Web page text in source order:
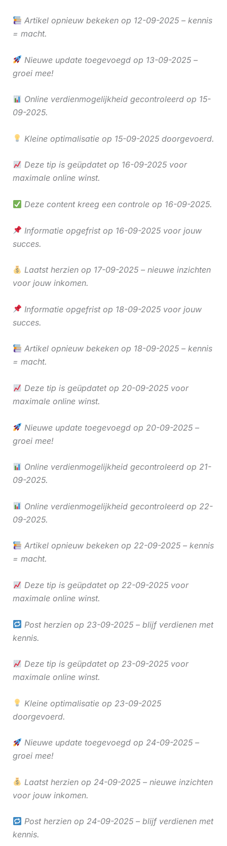
Artikel opnieuw bekeken op 12-09-2025 – kennis
= macht.
Nieuwe update toegevoegd op 13-09-2025 –
groei mee!
Online verdienmogelijkheid gecontroleerd op 15-
09-2025.
Kleine optimalisatie op 15-09-2025 doorgevoerd.
Deze tip is geüpdatet op 16-09-2025 voor
maximale online winst.
Deze content kreeg een controle op 16-09-2025.
Informatie opgefrist op 16-09-2025 voor jouw
succes.
Laatst herzien op 17-09-2025 – nieuwe inzichten
voor jouw inkomen.
Informatie opgefrist op 18-09-2025 voor jouw
succes.
Artikel opnieuw bekeken op 18-09-2025 – kennis
= macht.
Deze tip is geüpdatet op 20-09-2025 voor
maximale online winst.
Nieuwe update toegevoegd op 20-09-2025 –
groei mee!
Online verdienmogelijkheid gecontroleerd op 21-
09-2025.
Online verdienmogelijkheid gecontroleerd op 22-
09-2025.
Artikel opnieuw bekeken op 22-09-2025 – kennis
= macht.
Deze tip is geüpdatet op 22-09-2025 voor
maximale online winst.
Post herzien op 23-09-2025 – blijf verdienen met
kennis.
Deze tip is geüpdatet op 23-09-2025 voor
maximale online winst.
Kleine optimalisatie op 23-09-2025
doorgevoerd.
Nieuwe update toegevoegd op 24-09-2025 –
groei mee!
Laatst herzien op 24-09-2025 – nieuwe inzichten
voor jouw inkomen.
Post herzien op 24-09-2025 – blijf verdienen met
kennis.